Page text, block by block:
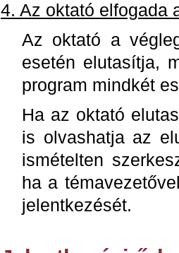
4. Az oktató elfogada
Az oktató a
esetén elutasítja,
program mindkét
Ha az oktató
is olvashatja az
ismételten
ha a
jelentkezését.